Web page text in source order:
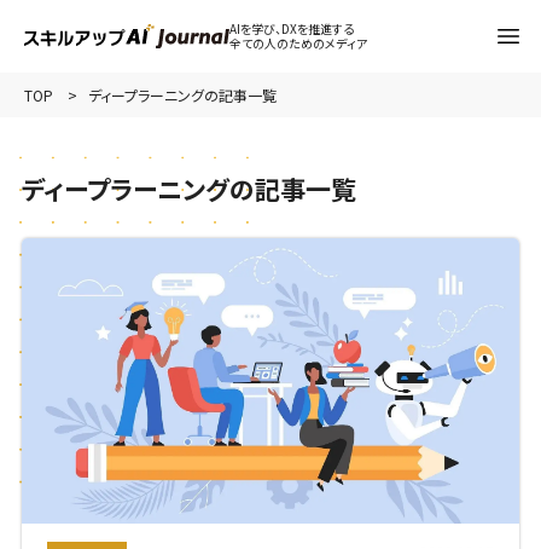
AIを学び、DXを推進する
全ての人のためのメディア
TOP ディープラーニングの記事一覧
ディープラーニングの記事一覧